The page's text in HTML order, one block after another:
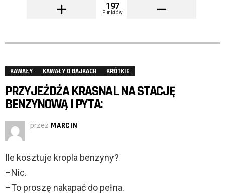
197
Punktów
KAWAŁY KAWAŁY O BAJKACH KRÓTKIE
PRZYJEŻDŻA KRASNAL NA STACJĘ
BENZYNOWĄ I PYTA:
przez MARCIN
Ile kosztuje kropla benzyny?
–Nic.
–To proszę nakapać do pełna.